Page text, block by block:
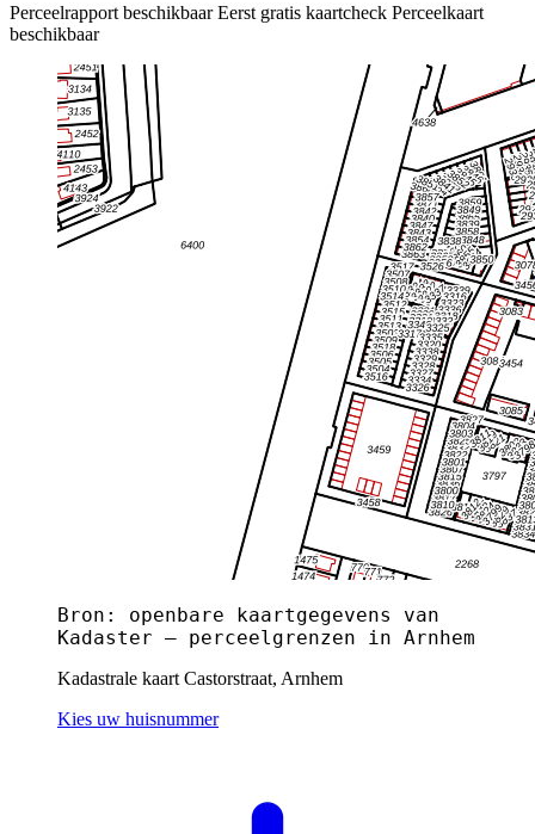
Perceelrapport beschikbaar Eerst gratis kaartcheck Perceelkaart
beschikbaar
Bron: openbare kaartgegevens van
Kadaster — perceelgrenzen in Arnhem
Kadastrale kaart Castorstraat, Arnhem
Kies uw huisnummer